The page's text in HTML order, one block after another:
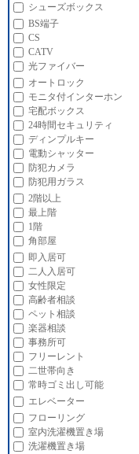
シューズボックス
BS端子
CS
CATV
光ファイバー
オートロック
モニタ付インターホン
宅配ボックス
24時間セキュリティ
ディンプルキー
電動シャッター
防犯カメラ
防犯用ガラス
2階以上
最上階
1階
角部屋
即入居可
二人入居可
女性限定
高齢者相談
ペット相談
楽器相談
事務所可
フリーレント
二世帯向き
常時ゴミ出し可能
エレベーター
フローリング
室内洗濯機置き場
洗濯機置き場